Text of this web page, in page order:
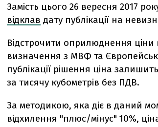
Замість цього 26 вересня 2017
відклав дату публікації на
Відстрочити оприлюднення ціни
визначення з МВФ та
публікації рішення ціна
за тисячу кубометрів без ПДВ.
За методикою, яка діє в даний
відхилення "плюс/мінус" 10%,